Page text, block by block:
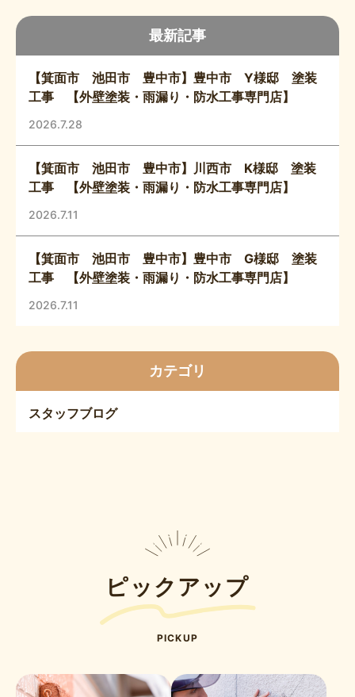
最新記事
【箕面市 池田市 豊中市】豊中市 Y様邸 塗装
工事 【外壁塗装・雨漏り・防水工事専門店】
2026.7.28
【箕面市 池田市 豊中市】川西市 K様邸 塗装
工事 【外壁塗装・雨漏り・防水工事専門店】
2026.7.11
【箕面市 池田市 豊中市】豊中市 G様邸 塗装
工事 【外壁塗装・雨漏り・防水工事専門店】
2026.7.11
カテゴリ
スタッフブログ
ピックアップ
PICKUP